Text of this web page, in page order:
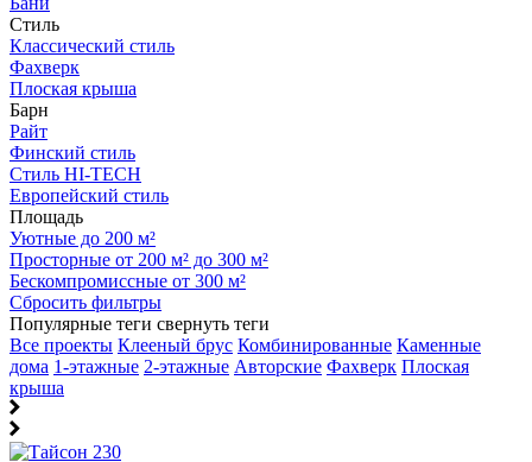
Стиль
Классический стиль
Фахверк
Плоская крыша
Барн
Райт
Финский стиль
Стиль HI-TECH
Европейский стиль
Площадь
Уютные до 200 м²
Просторные от 200 м² до 300 м²
Бескомпромиссные от 300 м²
Сбросить фильтры
Популярные теги свернуть теги
Все проекты Клееный брус Комбинированные Каменные
дома 1-этажные 2-этажные Авторские Фахверк Плоская
крыша